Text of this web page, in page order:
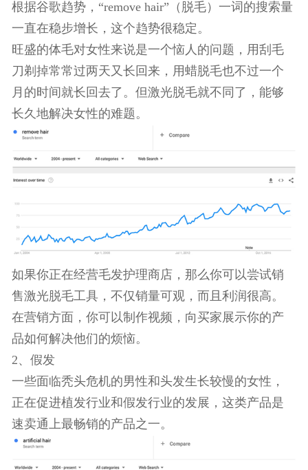
1、激光脱毛产品
根据谷歌趋势，“remove hair”（脱毛）一词的搜索量
一直在稳步增长，这个趋势很稳定。
旺盛的体毛对女性来说是一个恼人的问题，用刮毛
刀剃掉常常过两天又长回来，用蜡脱毛也不过一个
月的时间就长回去了。但激光脱毛就不同了，能够
长久地解决女性的难题。
如果你正在经营毛发护理商店，那么你可以尝试销
售激光脱毛工具，不仅销量可观，而且利润很高。
在营销方面，你可以制作视频，向买家展示你的产
品如何解决他们的烦恼。
2、假发
一些面临秃头危机的男性和头发生长较慢的女性，
正在促进植发行业和假发行业的发展，这类产品是